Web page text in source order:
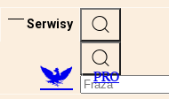
Serwisy
PRO